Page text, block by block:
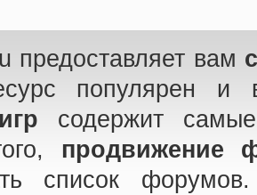
предоставляет вам
популярен
содержит
продвижение
список